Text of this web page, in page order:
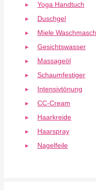
Yoga Handtuch
Duschgel
Miele
Gesichtswasser
Massageöl
Schaumfestiger
Intensivtönung
CC-Cream
Haarkreide
Haarspray
Nagelfeile